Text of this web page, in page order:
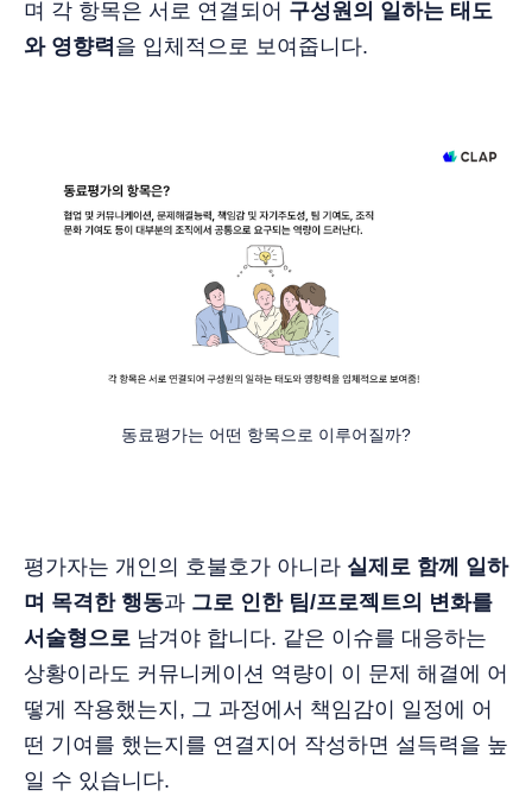
며 각 항목은 서로 연결되어 구성원의 일하는 태도
와 영향력 을 입체적으로 보여줍니다.
동료평가는 어떤 항목으로 이루어질까?
평가자는 개인의 호불호가 아니라 실제로 함께 일하
며 목격한 행동과 그로 인한 팀/프로젝트의 변화를
서술형으로 남겨야 합니다. 같은 이슈를 대응하는
상황이라도 커뮤니케이션 역량이 이 문제 해결에 어
떻게 작용했는지, 그 과정에서 책임감이 일정에 어
떤 기여를 했는지를 연결지어 작성하면 설득력을 높
일 수 있습니다.